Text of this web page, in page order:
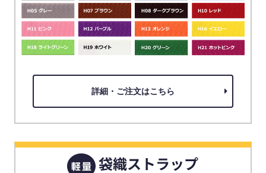
詳細・ご注文はこちら
袋織ストラップ